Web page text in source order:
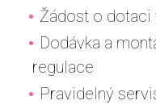
Žádost o dotaci
Dodávka a
regulace
Pravidelný